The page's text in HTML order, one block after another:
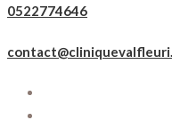
0522774646